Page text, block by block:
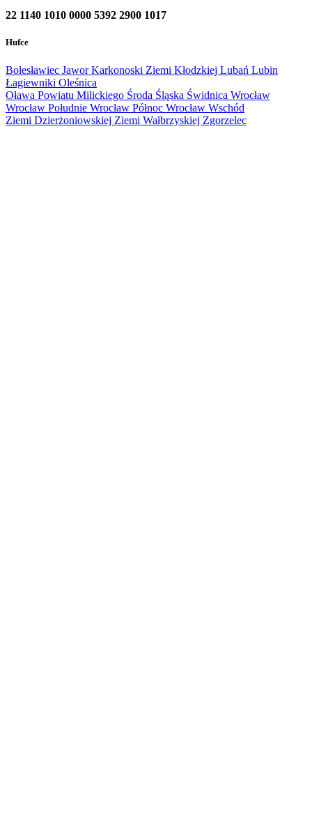
22 1140 1010 0000 5392 2900 1017
Hufce
Bolesławiec JaworKarkonoski Ziemi Kłodzkiej Lubań Lubin
Łagiewniki Oleśnica
Oława Powiatu Milickiego Środa Śląska Świdnica Wrocław
Wrocław Południe Wrocław Północ Wrocław Wschód
Ziemi Dzierżoniowskiej Ziemi Wałbrzyskiej Zgorzelec